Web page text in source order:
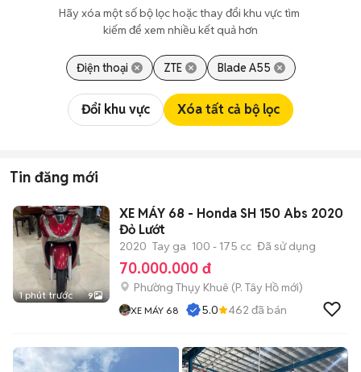
Hãy xóa một số bộ lọc hoặc thay đổi khu vực tìm
kiếm để xem nhiều kết quả hơn
Điện thoại ZTE Blade A55
Đổi khu vực Xóa tất cả bộ lọc
Tin đăng mới
1 phút trước 9
XE MÁY 68 - Honda SH 150 Abs 2020
Đỏ Lướt
2020 Tay ga 100 - 175 cc Đã sử dụng
70.000.000 đ
Phường Thụy Khuê (P. Tây Hồ mới)
XE MÁY 68 5.0 462 đã bán